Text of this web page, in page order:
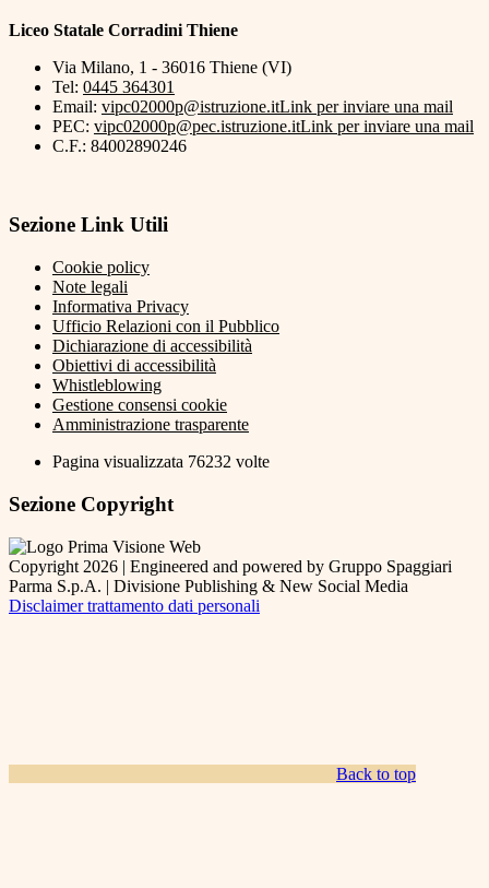
Liceo Statale Corradini Thiene
Via Milano, 1 - 36016 Thiene (VI)
Tel: 0445 364301
Email: vipc02000p@istruzione.itLink per inviare una mail
PEC: vipc02000p@pec.istruzione.itLink per inviare una mail
C.F.: 84002890246
Sezione Link Utili
Cookie policy
Note legali
Informativa Privacy
Ufficio Relazioni con il Pubblico
Dichiarazione di accessibilità
Obiettivi di accessibilità
Whistleblowing
Gestione consensi cookie
Amministrazione trasparente
Pagina visualizzata 76232 volte
Sezione Copyright
Copyright 2026 | Engineered and powered by Gruppo Spaggiari
Parma S.p.A. | Divisione Publishing & New Social Media
Disclaimer trattamento dati personali
Back to top